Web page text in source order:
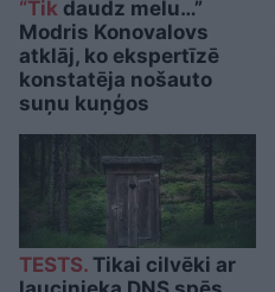
“Tik daudz melu…”
Modris Konovalovs
atklāj, ko ekspertīzē
konstatēja nošauto
suņu kuņģos
TESTS. Tikai cilvēki ar